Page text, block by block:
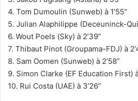
4. Tom Dumoulin (Sunweb) à 1’55”
5. Julian Alaphilippe (Deceuninck-
6. Wout Poels (Sky) à 2’39”
7. Thibaut Pinot (Groupama-FDJ) à
8. Sam Oomen (Sunweb) à 2’58”
9. Simon Clarke (EF Education First) à
10. Rui Costa (UAE) à 3’26”